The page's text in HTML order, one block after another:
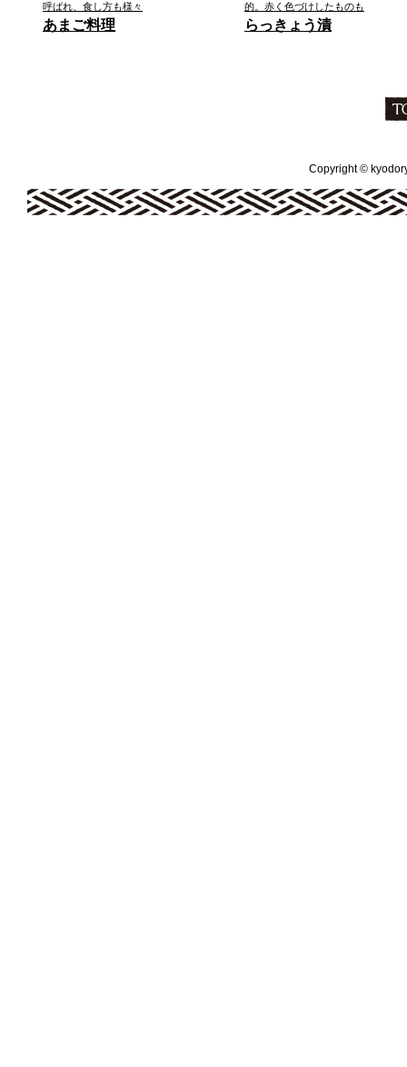
呼ばれ、食し方も様々
あまご料理
的。赤く色づけしたものも
らっきょう漬
Copyright ©